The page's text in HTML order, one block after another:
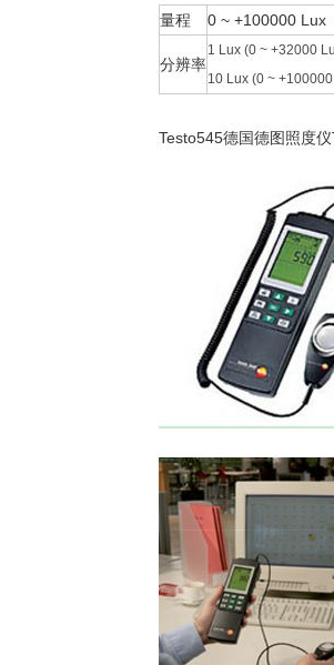
量程
0 ~ +100000 Lux
分辨率
1 Lux (0 ~ +32000
10 Lux (0 ~
Testo545德国德图照度